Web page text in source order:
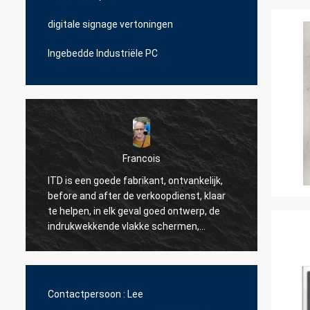
digitale signage vertoningen
Ingebedde Industriële PC
Francois
ITD is een goede fabrikant, ontvankelijk,
before and after de verkoopdienst, klaar
te helpen, in elk geval goed ontwerp, de
indrukwekkende vlakke schermen,
betrouwbare producten.
ITD
zijn
over
op
Contactpersoon : Lee